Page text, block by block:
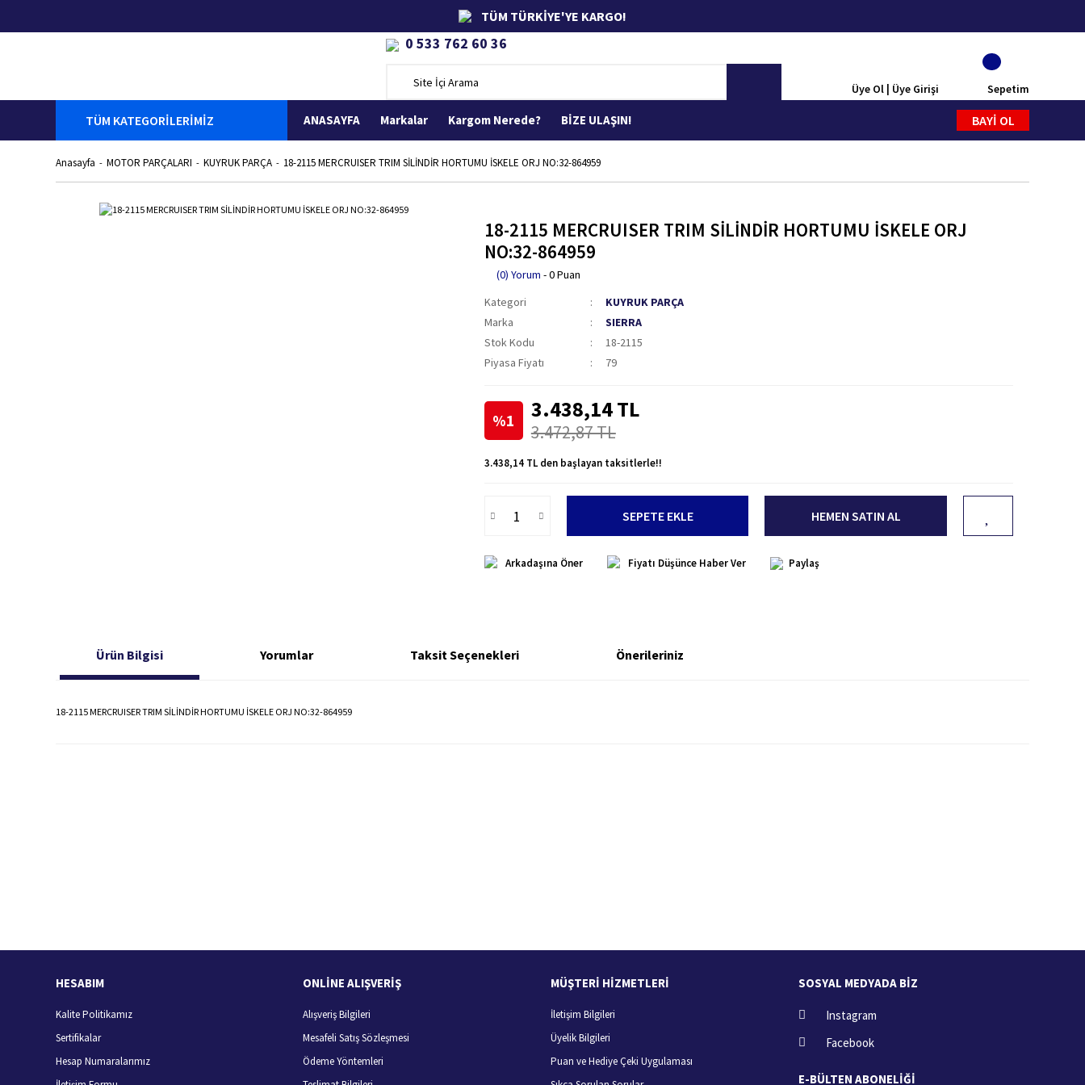
TÜM TÜRKİYE'YE KARGO!
0 533 762 60 36
Üye Ol | Üye Girişi Sepetim
TÜM KATEGORİLERİMİZ ANASAYFA Markalar Kargom Nerede? BİZE ULAŞIN! BAYİ OL
Anasayfa MOTOR PARÇALARI KUYRUK PARÇA 18-2115 MERCRUISER TRIM SİLİNDİR HORTUMU İSKELE ORJ NO:32-864959
18-2115 MERCRUISER TRIM SİLİNDİR HORTUMU İSKELE ORJ
NO:32-864959
(0) Yorum - 0 Puan
Kategori
KUYRUK PARÇA
Marka
SIERRA
Stok Kodu
18-2115
Piyasa Fiyatı
79
%1 3.438,14 TL
3.472,87 TL
3.438,14 TL den başlayan taksitlerle!!
SEPETE EKLE HEMEN SATIN AL
Arkadaşına Öner Fiyatı Düşünce Haber Ver Paylaş
Ürün Bilgisi Yorumlar Taksit Seçenekleri Önerileriniz
18-2115 MERCRUISER TRIM SİLİNDİR HORTUMU İSKELE ORJ NO:32-864959
HESABIM
Kalite Politikamız
Sertifikalar
Hesap Numaralarımız
ONLİNE ALIŞVERİŞ
Alışveriş Bilgileri
Mesafeli Satış Sözleşmesi
Ödeme Yöntemleri
MÜŞTERİ HİZMETLERİ
İletişim Bilgileri
Üyelik Bilgileri
Puan ve Hediye Çeki Uygulaması
SOSYAL MEDYADA BİZ
Instagram
Facebook
E-BÜLTEN ABONELİĞİ